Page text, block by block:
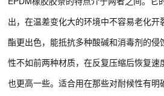
出，在温差变化大的环境中不容易老化开
酯更出色，能抵抗多种酸碱和消毒剂的侵
性不如前两种材质，在反复压缩后恢复
也更高一些。适合用在那些对耐候性有